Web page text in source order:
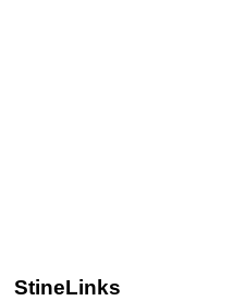
StineLinks